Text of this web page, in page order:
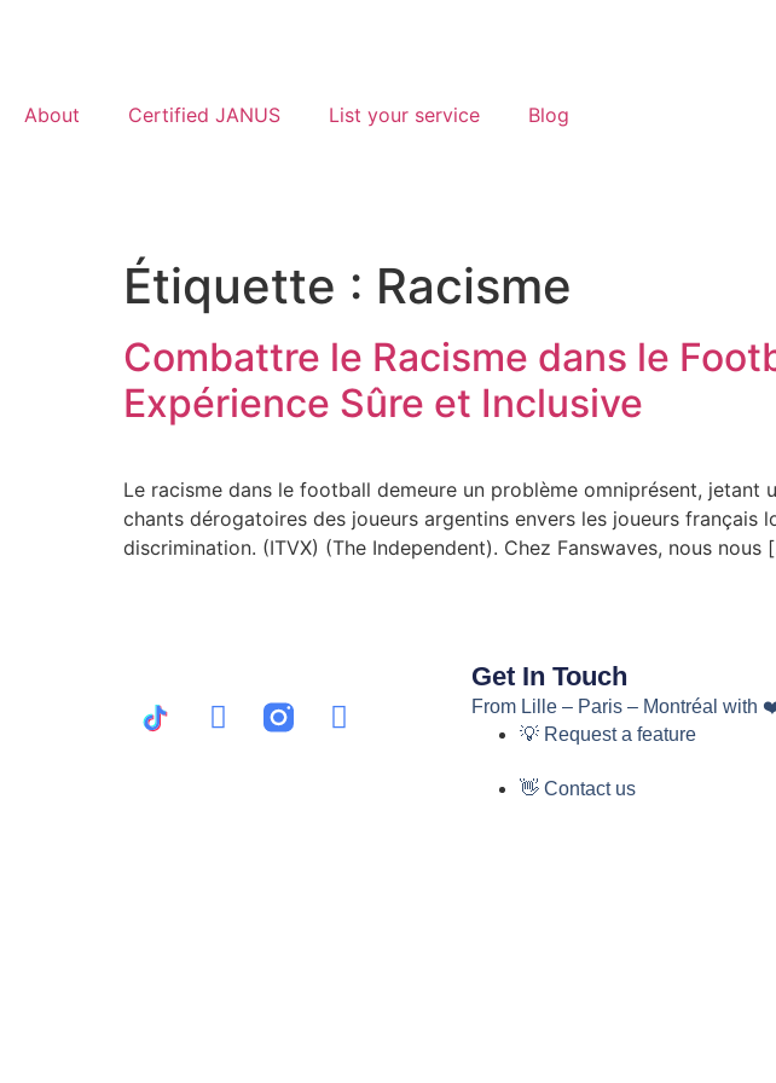
About Certified JANUS List your service Blog
Étiquette : Racisme
Combattre le Racisme dans le
Expérience Sûre et Inclusive
Le racisme dans le football demeure un problème omniprésent,
chants dérogatoires des joueurs argentins envers les joueurs
discrimination. (ITVX)​​ (The Independent)​. Chez Fanswaves, nous nous
Get In Touch
From Lille – Paris – Montréal with
💡 Request a feature
👋 Contact us